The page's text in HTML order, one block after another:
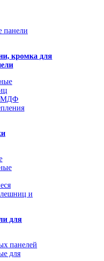
кромка для
МДФ
и
для
панелей
для